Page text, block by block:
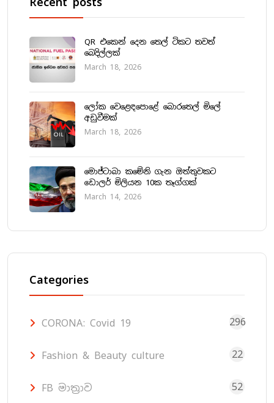
QR එකෙන් දෙන තෙල් ටිකට තවත්
බෙදිල්ලක්
March 18, 2026
ලෝක වෙළෙඳපොළේ බොරතෙල් මිලේ
අඩුවීමක්
March 18, 2026
මොජ්ටාබා කමේනි ගැන ඔත්තුවකට
ඩොලර් මිලියන 10ක තෑග්ගක්
March 14, 2026
Categories
CORONA: Covid 19 296
Fashion & Beauty culture 22
FB මාත්‍රාව 52